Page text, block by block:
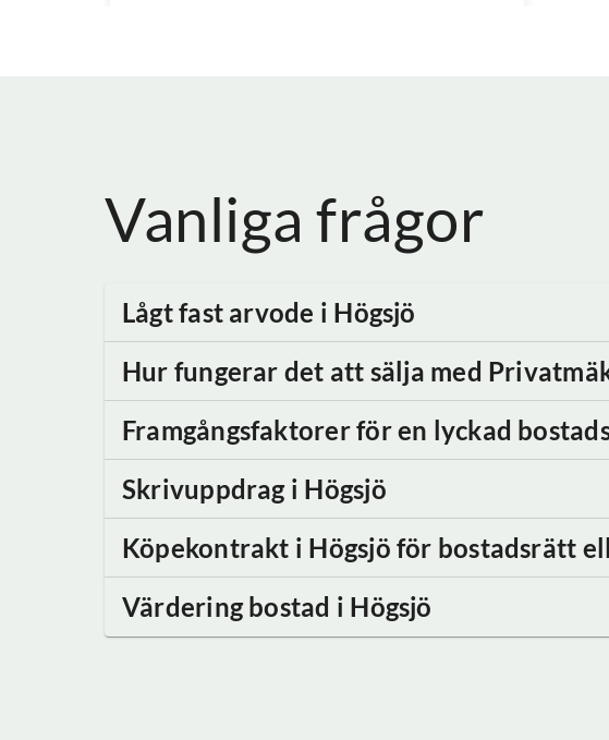
Vanliga frågor
Lågt fast arvode i Högsjö
Hur fungerar det att sälja med
Framgångsfaktorer för en lyckad
Skrivuppdrag i Högsjö
Köpekontrakt i Högsjö för bostadsrätt
Värdering bostad i Högsjö